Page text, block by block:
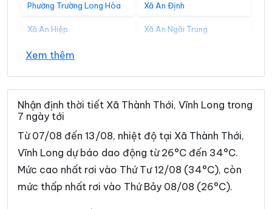
Phường Trường Long Hòa Xã An Định
Xã An Hiệp Xã An Ngãi Trung
Xã An Phú Tân
Xã Ba Tri Xã Bảo Thạnh
Xã Bình Đại Xã Bình Phú
Xã Bình Phước
Xã Cái Nhum Xã Càng Long
Xã Cầu Kè Xã Cầu Ngang
Xã Châu Hòa Xã Châu Hưng
Xem thêm
Nhận định thời tiết Xã Thành Thới, Vĩnh Long trong
7 ngày tới
Từ 07/08 đến 13/08, nhiệt độ tại Xã Thành Thới,
Vĩnh Long dự báo dao động từ 26°C đến 34°C.
Mức cao nhất rơi vào Thứ Tư 12/08 (34°C), còn
mức thấp nhất rơi vào Thứ Bảy 08/08 (26°C).